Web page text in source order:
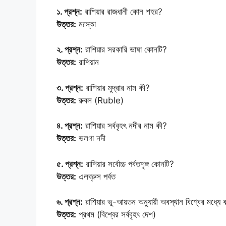
১. প্রশ্ন: রাশিয়ার রাজধানী কোন শহর?
উত্তর: মস্কো
২. প্রশ্ন: রাশিয়ার সরকারি ভাষা কোনটি?
উত্তর: রাশিয়ান
৩. প্রশ্ন: রাশিয়ার মুদ্রার নাম কী?
উত্তর: রুবল (Ruble)
৪. প্রশ্ন: রাশিয়ার সর্ববৃহৎ নদীর নাম কী?
উত্তর: ভলগা নদী
৫. প্রশ্ন: রাশিয়ার সর্বোচ্চ পর্বতশৃঙ্গ কোনটি?
উত্তর: এলব্রুস পর্বত
৬. প্রশ্ন: রাশিয়ার ভূ-আয়তন অনুযায়ী অবস্থান বিশ্বের
উত্তর: প্রথম (বিশ্বের সর্ববৃহৎ দেশ)